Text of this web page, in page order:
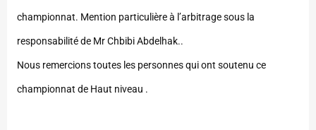
championnat. Mention particulière à l’arbitrage sous la
responsabilité de Mr Chbibi Abdelhak..
Nous remercions toutes les personnes qui ont soutenu ce
championnat de Haut niveau .